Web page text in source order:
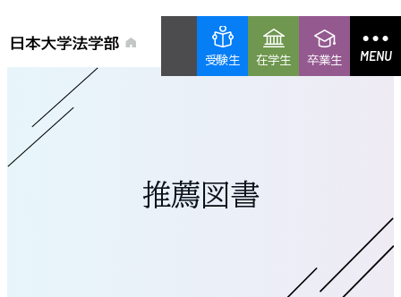
受験生 在学生 卒業生 MENU
推薦図書